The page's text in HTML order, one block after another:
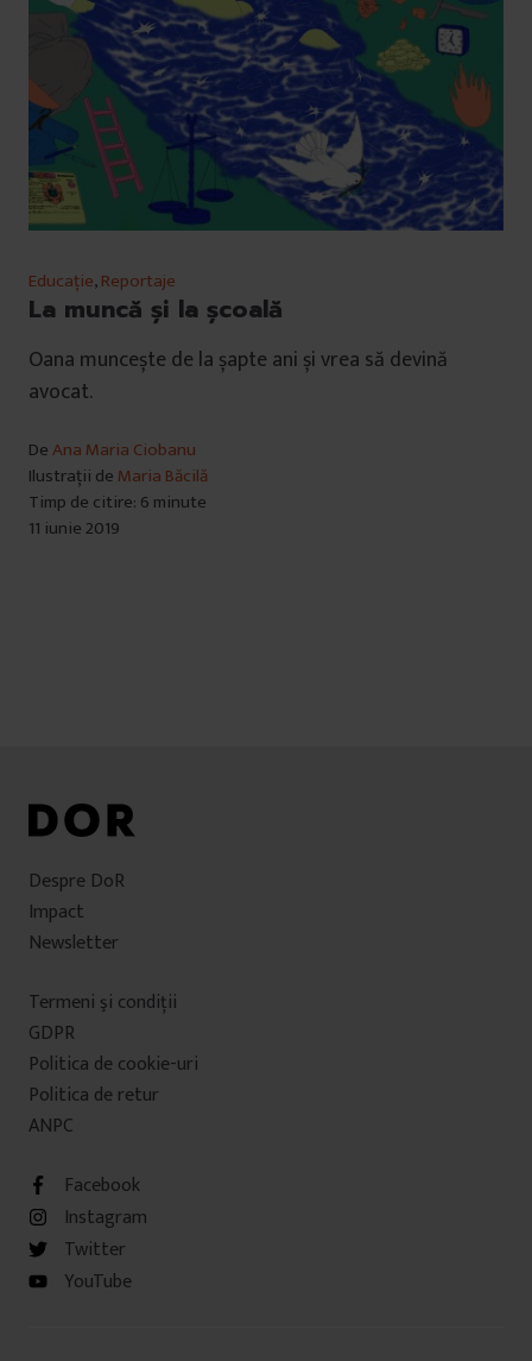
Educație,Reportaje
La muncă și la școală
Oana muncește de la șapte ani și vrea să devină
avocat.
DeAna Maria Ciobanu
Ilustrații de Maria Băcilă
Timp de citire: 6 minute
11 iunie 2019
Despre DoR
Impact
Newsletter
Termeni şi condiţii
GDPR
Politica de cookie-uri
Politica de retur
ANPC
Facebook
Instagram
Twitter
YouTube